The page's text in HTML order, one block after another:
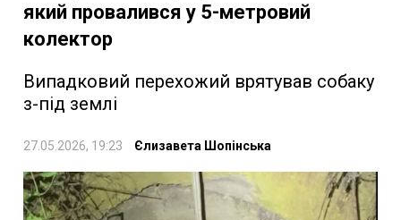
який провалився у 5-метровий
колектор
Випадковий перехожий врятував собаку
з-під землі
27.05.2026, 19:23 Єлизавета Шопінська